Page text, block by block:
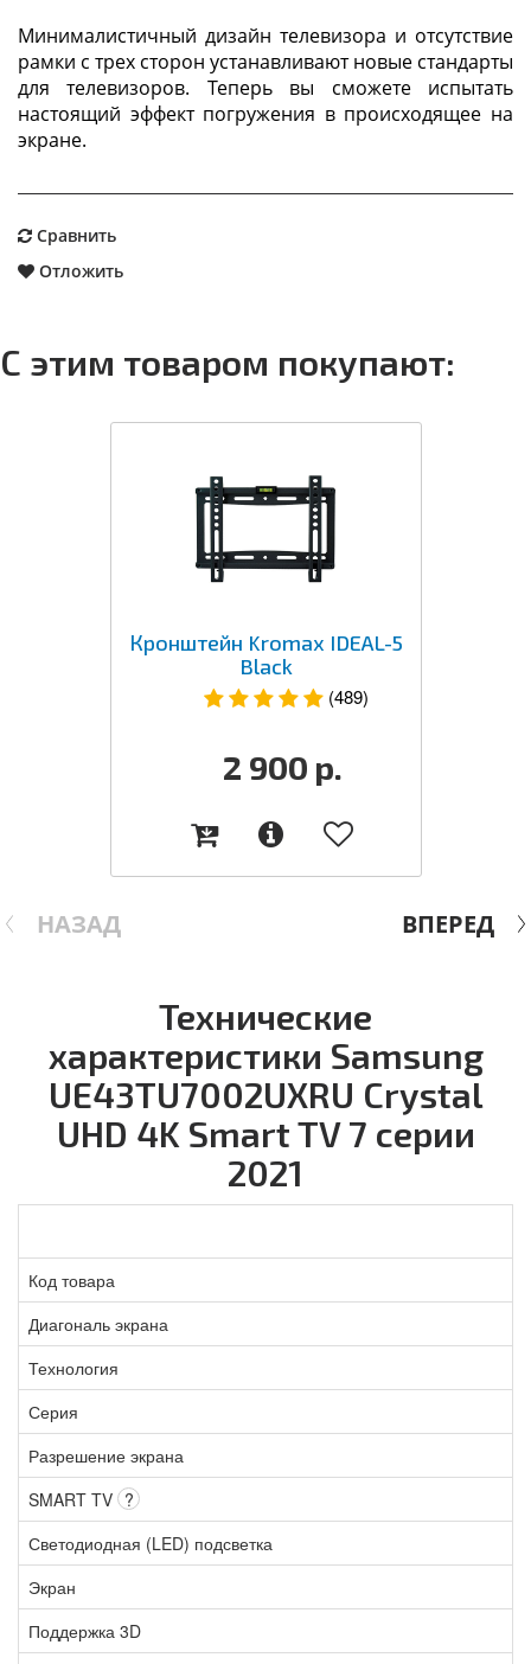
Минималистичный дизайн телевизора и отсутствие
рамки с трех сторон устанавливают новые стандарты
для телевизоров. Теперь вы сможете испытать
настоящий эффект погружения в происходящее на
экране.
Сравнить
Отложить
С этим товаром покупают:
НАЗАД
Кронштейн Kromax IDEAL-5
Black
(489)
2 900 р.
ВПЕРЕД
Технические
характеристики Samsung
UE43TU7002UXRU Crystal
UHD 4K Smart TV 7 серии
2021
Код товара
Диагональ экрана
Технология
Серия
Разрешение экрана
SMART TV ?
Светодиодная (LED) подсветка
Экран
Поддержка 3D